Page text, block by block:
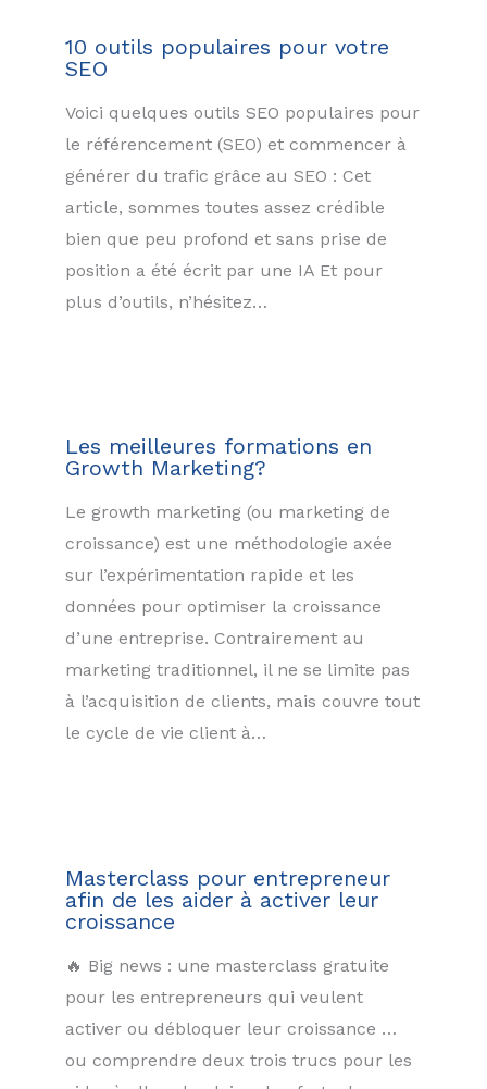
10 outils populaires pour votre
SEO
Voici quelques outils SEO populaires pour
le référencement (SEO) et commencer à
générer du trafic grâce au SEO : Cet
article, sommes toutes assez crédible
bien que peu profond et sans prise de
position a été écrit par une IA Et pour
plus d’outils, n’hésitez…
Les meilleures formations en
Growth Marketing?
Le growth marketing (ou marketing de
croissance) est une méthodologie axée
sur l’expérimentation rapide et les
données pour optimiser la croissance
d’une entreprise. Contrairement au
marketing traditionnel, il ne se limite pas
à l’acquisition de clients, mais couvre tout
le cycle de vie client à…
Masterclass pour entrepreneur
afin de les aider à activer leur
croissance
🔥 Big news : une masterclass gratuite
pour les entrepreneurs qui veulent
activer ou débloquer leur croissance …
ou comprendre deux trois trucs pour les